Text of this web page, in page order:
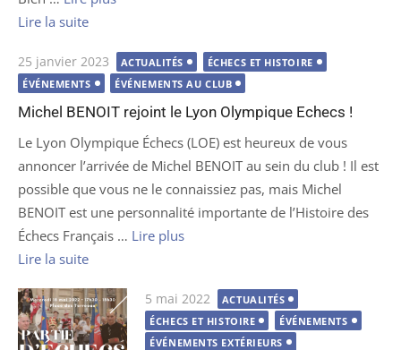
Lire la suite
Publié
le
25 janvier 2023 ACTUALITÉS
ÉCHECS ET HISTOIRE
ÉVÉNEMENTS
ÉVÉNEMENTS AU CLUB
Michel BENOIT rejoint le Lyon Olympique Echecs !
Le Lyon Olympique Échecs (LOE) est heureux de vous
annoncer l’arrivée de Michel BENOIT au sein du club ! Il est
possible que vous ne le connaissiez pas, mais Michel
BENOIT est une personnalité importante de l’Histoire des
Échecs Français … Lire plus
Lire la suite
Publié
le
5 mai 2022
ACTUALITÉS
ÉCHECS ET HISTOIRE
ÉVÉNEMENTS
ÉVÉNEMENTS EXTÉRIEURS